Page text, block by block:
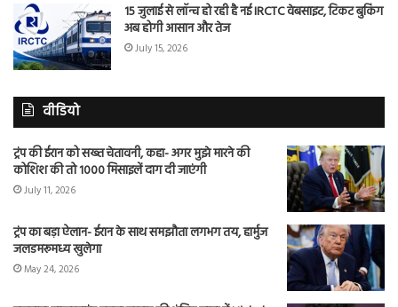
15 जुलाई से लॉन्च हो रही है नई IRCTC वेबसाइट, टिकट बुकिंग
अब होगी आसान और तेज
July 15, 2026
वीडियो
ट्रंप की ईरान को सख्त चेतावनी, कहा- अगर मुझे मारने की
कोशिश की तो 1000 मिसाइलें दाग दी जाएंगी
July 11, 2026
ट्रंप का बड़ा ऐलान- ईरान के साथ समझौता लगभग तय, हार्मुज
जलडमरूमध्य खुलेगा
May 24, 2026